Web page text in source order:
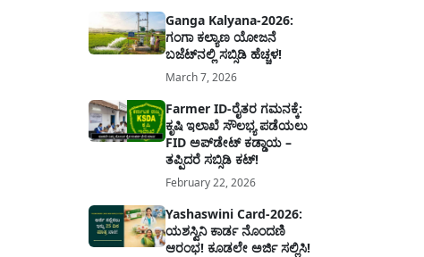
ಸಮಾಜಕ್ಕಾಗಿ ದುಡಿತಿರುತ್ತಾರೆ ಹಾಗೆಯೇ ಅವರು ತಮ್ಮ 60
ವರ್ಷಗಳ ನಂತರದ ಜೀವನವನ್ನು ನೆಮ್ಮದಿಯಿಂದ
ಕಳೆಯಬೇಕೆಂಬುದು ಪ್ರತಿಯೊಬ್ಬರ ಕನಸಾಗಿರುತ್ತದೆ ಆದ್ದರಿಂದ
ಸರ್ಕಾರವು ಹಿರಿಯ ನಾಗರಿಕರ ಗುರುತಿನ ಚೀಟಿ...
Ganga Kalyana-2026:
ಗಂಗಾ ಕಲ್ಯಾಣ ಯೋಜನೆ
ಬಜೆಟ್‌ನಲ್ಲಿ ಸಬ್ಸಿಡಿ ಹೆಚ್ಚಳ!
March 7, 2026
Farmer ID-ರೈತರ ಗಮನಕ್ಕೆ:
ಕೃಷಿ ಇಲಾಖೆ ಸೌಲಭ್ಯ ಪಡೆಯಲು
FID ಅಪ್‌ಡೇಟ್ ಕಡ್ಡಾಯ –
ತಪ್ಪಿದರೆ ಸಬ್ಸಿಡಿ ಕಟ್!
February 22, 2026
Yashaswini Card-2026:
ಯಶಸ್ವಿನಿ ಕಾರ್ಡ ನೊಂದಣಿ
ಆರಂಭ! ಕೂಡಲೇ ಅರ್ಜಿ ಸಲ್ಲಿಸಿ!